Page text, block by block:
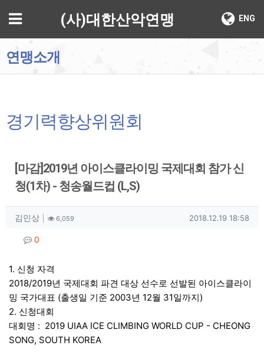
메뉴 ENG
(사)대한산악연맹
연맹소개
경기력향상위원회
[마감]2019년 아이스클라이밍 국제대회 참가 신
청(1차) - 청송월드컵 (L,S)
작성자 정보
김민상 작성6,059조회 작성일
2018.12.19 18:58
컨텐츠 정보
0
본문
1. 신청 자격
2018/2019년 국제대회 파견 대상 선수로 선발된 아이스클라이
밍 국가대표 (출생일 기준 2003년 12월 31일까지)
2. 신청대회
대회명 : 2019 UIAA ICE CLIMBING WORLD CUP - CHEONG
SONG, SOUTH KOREA